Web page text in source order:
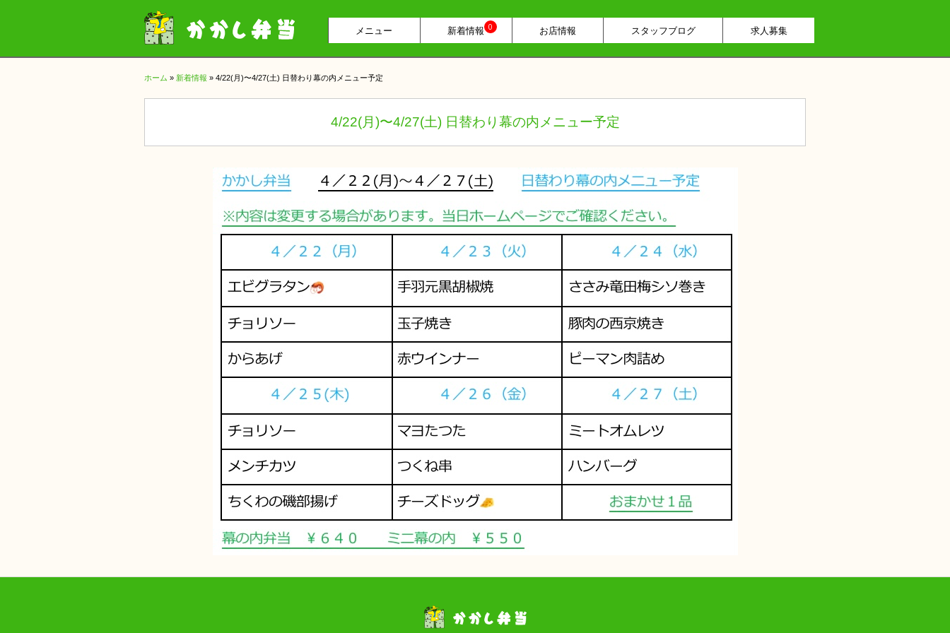
メニュー 新着情報 0 お店情報 スタッフブログ 求人募集
ホーム » 新着情報 » 4/22(月)〜4/27(土) 日替わり幕の内メニュー予定
4/22(月)〜4/27(土) 日替わり幕の内メニュー予定